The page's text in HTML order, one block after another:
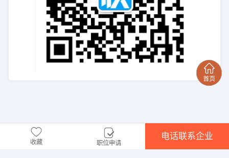
收藏 职位申请
电话联系企业